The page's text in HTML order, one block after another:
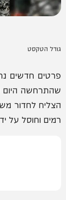
גודל הטקסט
פרטים חדשים
שהתרחשה היום
הצליח לחדור
רמים וחוסל על